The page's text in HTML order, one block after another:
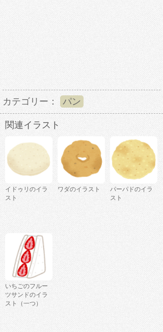
カテゴリー： パン
関連イラスト
イドゥリのイラ
スト
ワダのイラスト
パーパドのイラ
スト
いちごのフルー
ツサンドのイラ
スト（一つ）